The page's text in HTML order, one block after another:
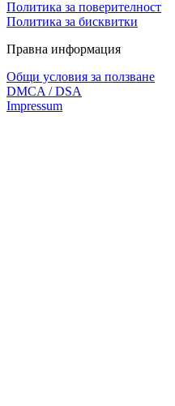
Политика за поверителност
Политика за бисквитки
Правна информация
Общи условия за ползване
DMCA / DSA
Impressum